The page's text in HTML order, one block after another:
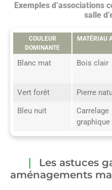
Exemples d’associations
salle
COULEUR
DOMINANTE
MATÉRIAU
Blanc mat Bois clair
Vert forêt
Pierre
Bleu nuit
Carrelage
graphique
Les astuces
aménagements